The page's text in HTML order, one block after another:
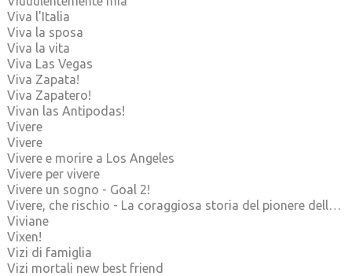
Viva l'Italia
Viva la sposa
Viva la vita
Viva Las Vegas
Viva Zapata!
Viva Zapatero!
Vivan las Antipodas!
Vivere
Vivere
Vivere e morire a Los Angeles
Vivere per vivere
Vivere un sogno - Goal 2!
Vivere, che rischio - La coraggiosa storia del pionere della ricerca scientifica: Cesare Maltoni
Viviane
Vixen!
Vizi di famiglia
Vizi mortali new best friend